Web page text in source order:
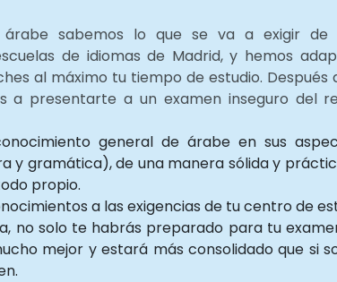
árabe sabemos lo que se va a exigir de
de idiomas de Madrid, y hemos
al máximo tu tiempo de estudio. Después
a presentarte a un examen inseguro del
general de árabe en sus
y gramática), de una manera sólida y
propio.
a las exigencias de tu centro de
no solo te habrás preparado para tu
mejor y estará más consolidado que si